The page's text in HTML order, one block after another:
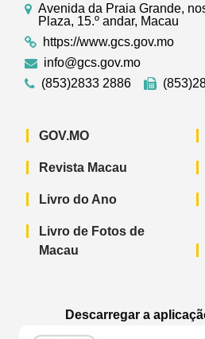
Avenida da Praia Grande,
Plaza, 15.º andar, Macau
https://www.gcs.gov.mo
info@gcs.gov.mo
(853)2833 2886
GOV.MO
Revista Macau
Livro do Ano
Livro de Fotos de
Macau
Descarregar a